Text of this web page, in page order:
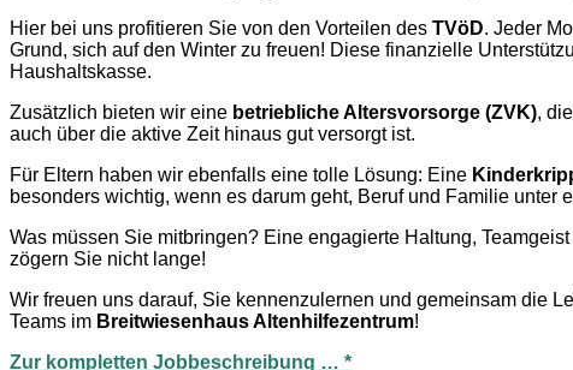
Hier bei uns profitieren Sie von den Vorteilen des TVöD. Jeder
Grund, sich auf den Winter zu freuen! Diese finanzielle
Haushaltskasse.
Zusätzlich bieten wir eine betriebliche Altersvorsorge (ZVK),
auch über die aktive Zeit hinaus gut versorgt ist.
Für Eltern haben wir ebenfalls eine tolle Lösung: Eine
besonders wichtig, wenn es darum geht, Beruf und Familie unter
Was müssen Sie mitbringen? Eine engagierte Haltung,
zögern Sie nicht lange!
Wir freuen uns darauf, Sie kennenzulernen und gemeinsam die
Teams im Breitwiesenhaus Altenhilfezentrum!
Zur kompletten Jobbeschreibung … *